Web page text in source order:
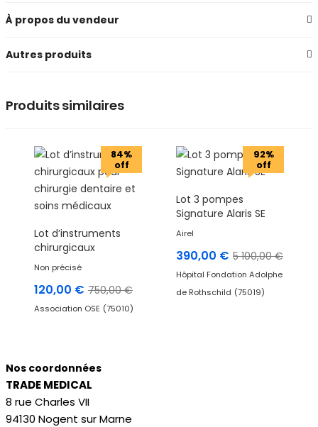
À propos du vendeur
Autres produits
Produits similaires
84%
off
84%
off
Lot d’instruments
chirurgicaux
Non précisé
120,00 € Le
prix
actuel
750,00€Le
prix
Association OSE (75010)
92%
off
Lot 3 pompes
Signature Alaris SE
Airel
390,00 € Le
prix
est :
5 100,00€Le
Hôpital Fondation Adolphe
de Rothschild (75019)
Nos coordonnées
TRADE MEDICAL
8 rue Charles VII
94130 Nogent sur Marne